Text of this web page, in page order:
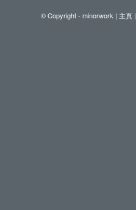
© Copyright - minorwork | 主頁 |